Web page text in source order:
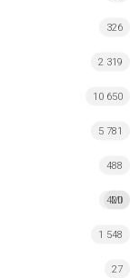
326
2 319
10 650
5 781
488
MI
420
1 548
27